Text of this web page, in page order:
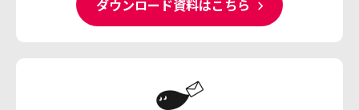
ダウンロード資料はこちら